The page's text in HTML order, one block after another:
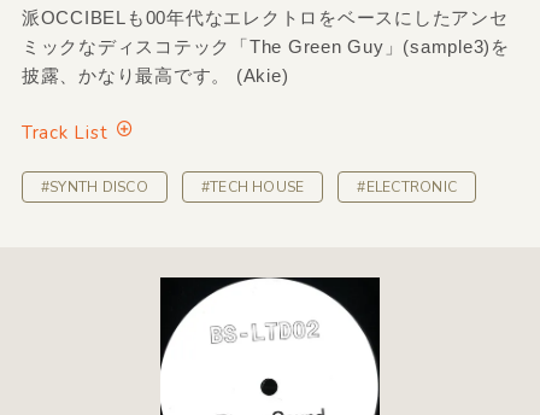
派OCCIBELも00年代なエレクトロをベースにしたアンセ
ミックなディスコテック「The Green Guy」(sample3)を
披露、かなり最高です。 (Akie)
Track List
#SYNTH DISCO #TECH HOUSE #ELECTRONIC